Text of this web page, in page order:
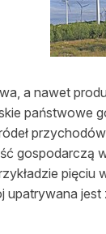
Lasy
a nawet
państwowe